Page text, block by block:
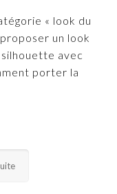
« look du
un look
avec
porter la